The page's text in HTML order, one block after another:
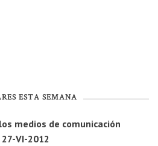
ESTA SEMANA
medios de comunicación
VI-2012